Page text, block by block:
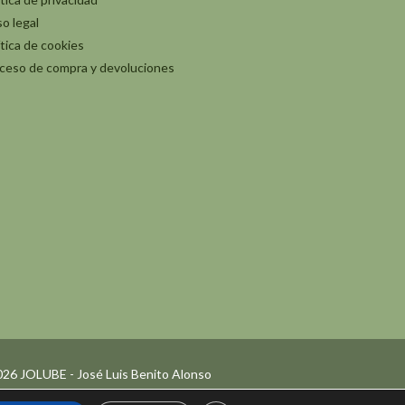
legal
de cookies
de compra y devoluciones
JOLUBE - José Luis Benito Alonso